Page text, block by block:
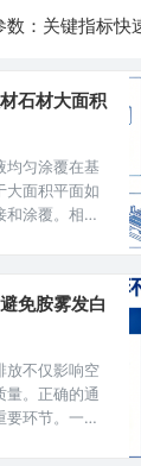
：关键指标快
石材大面积
均匀涂覆在基
大面积平面如
涂覆。相比
厚度可控；效
化；适用范
复合粘接；金
材的拼接和覆
免胺雾发白
放不仅影响空
量。正确的通
要环节。一、